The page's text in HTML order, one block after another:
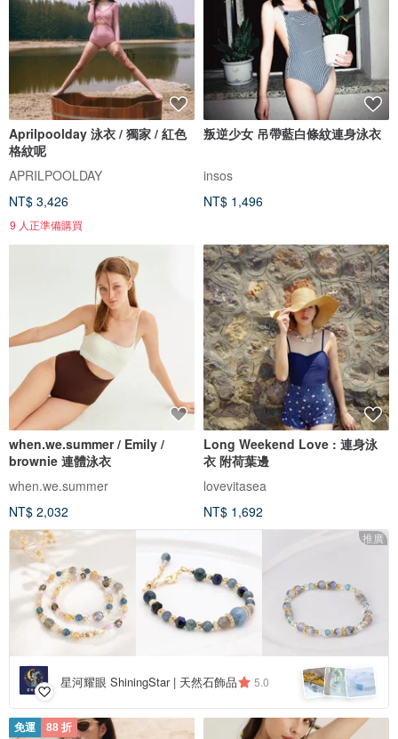
Aprilpoolday 泳衣 / 獨家 / 紅色
格紋呢
APRILPOOLDAY
NT$ 3,426
9 人正準備購買
叛逆少女 吊帶藍白條紋連身泳衣
insos
NT$ 1,496
when.we.summer / Emily /
brownie 連體泳衣
when.we.summer
NT$ 2,032
Long Weekend Love : 連身泳
衣 附荷葉邊
lovevitasea
NT$ 1,692
推廣
星河耀眼 ShiningStar | 天然石飾品 5.0
免運 88 折